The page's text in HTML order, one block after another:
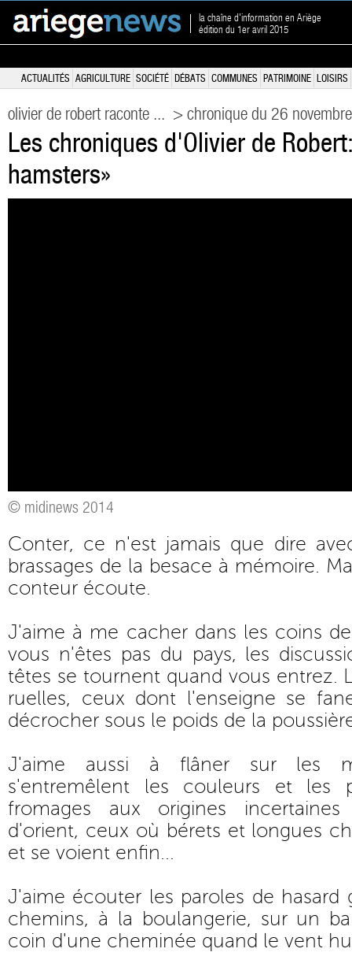
la chaîne d'information en Ariège
édition du 1er avril 2015
ACTUALITÉS AGRICULTURE SOCIÉTÉ DÉBATS COMMUNES PATRIMOINE LOISIRS
olivier de robert raconte ... > chronique du 26
Les chroniques d'Olivier de
hamsters»
© midinews 2014
Conter, ce n'est jamais que dire
brassages de la besace à mémoire.
conteur écoute.
J'aime à me cacher dans les coins
vous n'êtes pas du pays, les
têtes se tournent quand vous entrez.
ruelles, ceux dont l'enseigne se
décrocher sous le poids de la
J'aime aussi à flâner sur les
s'entremêlent les couleurs et les
fromages aux origines incertaines
d'orient, ceux où bérets et longues
et se voient enfin...
J'aime écouter les paroles de hasard
chemins, à la boulangerie, sur un
coin d'une cheminée quand le vent